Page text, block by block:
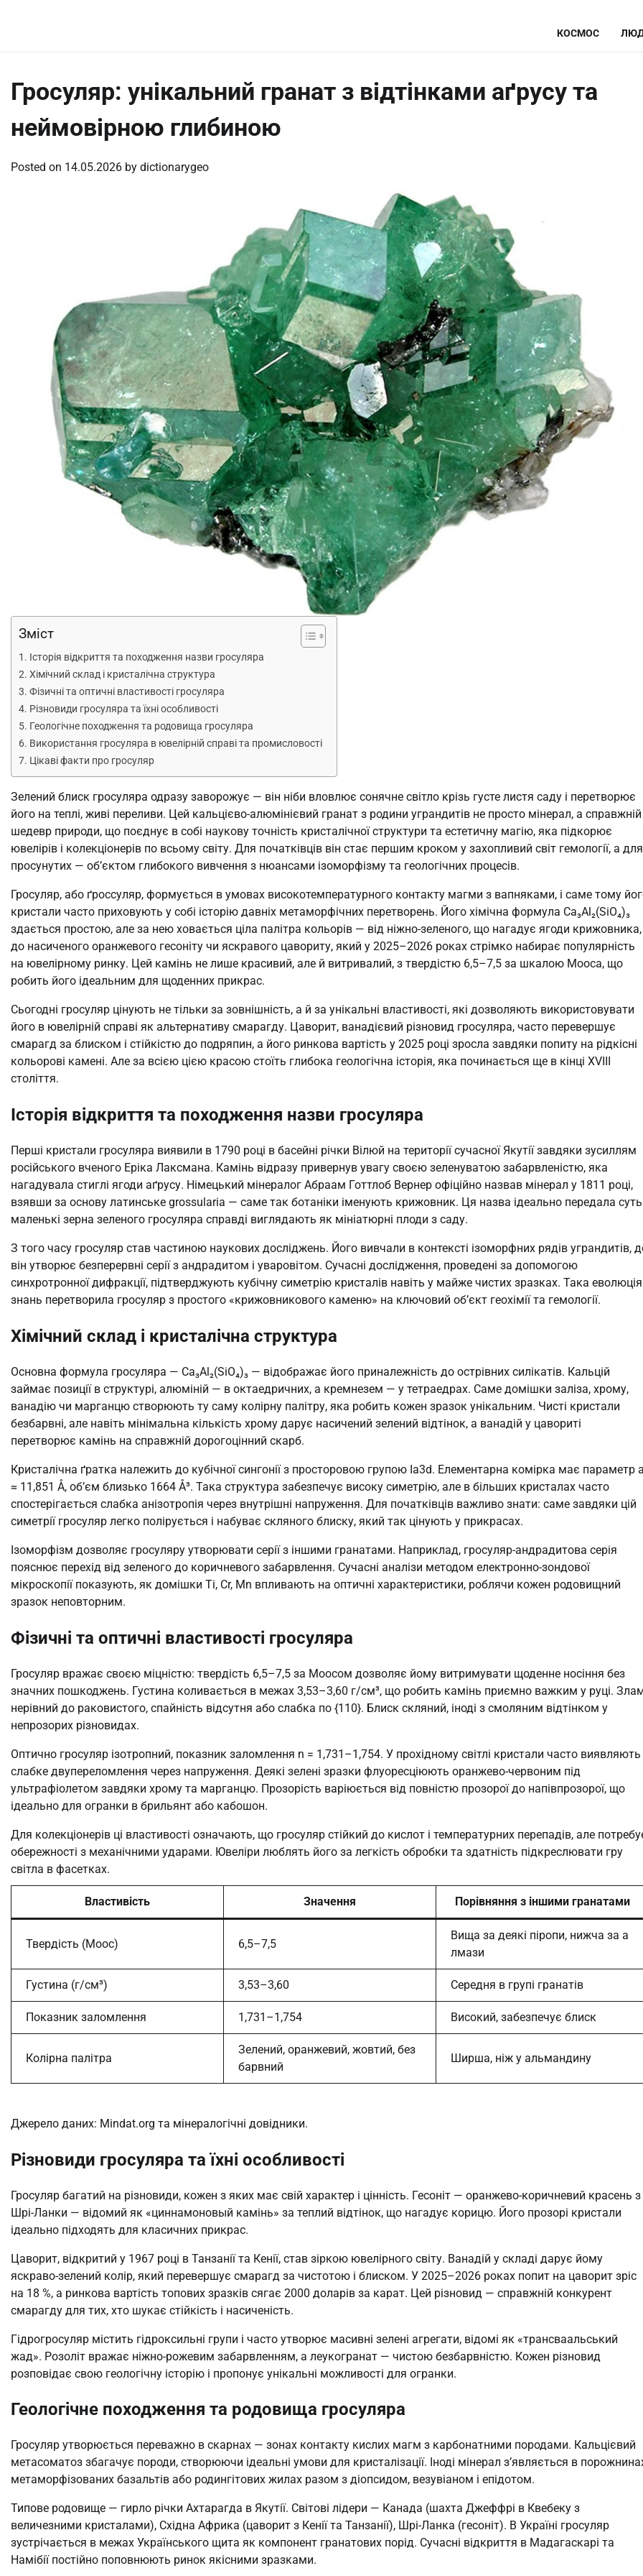
КОСМОС
Гросуляр: унікальний гранат з відтінками аґрусу та
неймовірною глибиною
Posted on 14.05.2026 by dictionarygeo
Зміст
Історія відкриття та походження назви гросуляра
Хімічний склад і кристалічна структура
Фізичні та оптичні властивості гросуляра
Різновиди гросуляра та їхні особливості
Геологічне походження та родовища гросуляра
Використання гросуляра в ювелірній справі та промисловості
Цікаві факти про гросуляр
Зелений блиск гросуляра одразу заворожує — він ніби вловлює сонячне світло крізь густе листя саду і перетворює
його на теплі, живі переливи. Цей кальцієво-алюмінієвий гранат з родини уграндитів не просто мінерал, а справжній
шедевр природи, що поєднує в собі наукову точність кристалічної структури та естетичну магію, яка підкорює
ювелірів і колекціонерів по всьому світу. Для початківців він стає першим кроком у захопливий світ гемології, а для
просунутих — об’єктом глибокого вивчення з нюансами ізоморфізму та геологічних процесів.
Гросуляр, або ґроссуляр, формується в умовах високотемпературного контакту магми з вапняками, і саме тому
кристали часто приховують у собі історію давніх метаморфічних перетворень. Його хімічна формула Ca₃Al₂(SiO₄)₃
здається простою, але за нею ховається ціла палітра кольорів — від ніжно-зеленого, що нагадує ягоди крижовника,
до насиченого оранжевого гесоніту чи яскравого цавориту, який у 2025–2026 роках стрімко набирає популярність
на ювелірному ринку. Цей камінь не лише красивий, але й витривалий, з твердістю 6,5–7,5 за шкалою Мооса, що
робить його ідеальним для щоденних прикрас.
Сьогодні гросуляр цінують не тільки за зовнішність, а й за унікальні властивості, які дозволяють використовувати
його в ювелірній справі як альтернативу смарагду. Цаворит, ванадієвий різновид гросуляра, часто перевершує
смарагд за блиском і стійкістю до подряпин, а його ринкова вартість у 2025 році зросла завдяки попиту на рідкісні
кольорові камені. Але за всією цією красою стоїть глибока геологічна історія, яка починається ще в кінці XVIII
століття.
Історія відкриття та походження назви гросуляра
Перші кристали гросуляра виявили в 1790 році в басейні річки Вілюй на території сучасної Якутії завдяки зусиллям
російського вченого Еріка Лаксмана. Камінь відразу привернув увагу своєю зеленуватою забарвленістю, яка
нагадувала стиглі ягоди аґрусу. Німецький мінералог Абраам Готтлоб Вернер офіційно назвав мінерал у 1811 році,
взявши за основу латинське grossularia — саме так ботаніки іменують крижовник. Ця назва ідеально передала
маленькі зерна зеленого гросуляра справді виглядають як мініатюрні плоди з саду.
З того часу гросуляр став частиною наукових досліджень. Його вивчали в контексті ізоморфних рядів уграндитів,
він утворює безперервні серії з андрадитом і уваровітом. Сучасні дослідження, проведені за допомогою
синхротронної дифракції, підтверджують кубічну симетрію кристалів навіть у майже чистих зразках. Така еволюція
знань перетворила гросуляр з простого «крижовникового каменю» на ключовий об’єкт геохімії та гемології.
Хімічний склад і кристалічна структура
Основна формула гросуляра — Ca₃Al₂(SiO₄)₃ — відображає його приналежність до острівних силікатів. Кальцій
займає позиції в структурі, алюміній — в октаедричних, а кремнезем — у тетраедрах. Саме домішки заліза, хрому,
ванадію чи марганцю створюють ту саму колірну палітру, яка робить кожен зразок унікальним. Чисті кристали
безбарвні, але навіть мінімальна кількість хрому дарує насичений зелений відтінок, а ванадій у цавориті
перетворює камінь на справжній дорогоцінний скарб.
Кристалічна ґратка належить до кубічної сингонії з просторовою групою Ia3d. Елементарна комірка має параметр
≈ 11,851 Å, об’єм близько 1664 Å³. Така структура забезпечує високу симетрію, але в більших кристалах часто
спостерігається слабка анізотропія через внутрішні напруження. Для початківців важливо знати: саме завдяки цій
симетрії гросуляр легко полірується і набуває скляного блиску, який так цінують у прикрасах.
Ізоморфізм дозволяє гросуляру утворювати серії з іншими гранатами. Наприклад, гросуляр-андрадитова серія
пояснює перехід від зеленого до коричневого забарвлення. Сучасні аналізи методом електронно-зондової
мікроскопії показують, як домішки Ti, Cr, Mn впливають на оптичні характеристики, роблячи кожен родовищний
зразок неповторним.
Фізичні та оптичні властивості гросуляра
Гросуляр вражає своєю міцністю: твердість 6,5–7,5 за Моосом дозволяє йому витримувати щоденне носіння без
значних пошкоджень. Густина коливається в межах 3,53–3,60 г/см³, що робить камінь приємно важким у руці.
нерівний до раковистого, спайність відсутня або слабка по {110}. Блиск скляний, іноді з смоляним відтінком у
непрозорих різновидах.
Оптично гросуляр ізотропний, показник заломлення n = 1,731–1,754. У прохідному світлі кристали часто виявляють
слабке двупереломлення через напруження. Деякі зелені зразки флуоресціюють оранжево-червоним під
ультрафіолетом завдяки хрому та марганцю. Прозорість варіюється від повністю прозорої до напівпрозорої, що
ідеально для огранки в брильянт або кабошон.
Для колекціонерів ці властивості означають, що гросуляр стійкий до кислот і температурних перепадів, але
обережності з механічними ударами. Ювеліри люблять його за легкість обробки та здатність підкреслювати гру
світла в фасетках.
Властивість Значення Порівняння з іншими гранатами
Твердість (Моос) 6,5–7,5
Вища за деякі піропи, нижча за а
лмази
Густина (г/см³) 3,53–3,60 Середня в групі гранатів
Показник заломлення 1,731–1,754 Високий, забезпечує блиск
Колірна палітра
Зелений, оранжевий, жовтий, без
барвний
Ширша, ніж у альмандину
Джерело даних: Mindat.org та мінералогічні довідники.
Різновиди гросуляра та їхні особливості
Гросуляр багатий на різновиди, кожен з яких має свій характер і цінність. Гесоніт — оранжево-коричневий красень з
Шрі-Ланки — відомий як «циннамоновый камінь» за теплий відтінок, що нагадує корицю. Його прозорі кристали
ідеально підходять для класичних прикрас.
Цаворит, відкритий у 1967 році в Танзанії та Кенії, став зіркою ювелірного світу. Ванадій у складі дарує йому
яскраво-зелений колір, який перевершує смарагд за чистотою і блиском. У 2025–2026 роках попит на цаворит зріс
на 18 %, а ринкова вартість топових зразків сягає 2000 доларів за карат. Цей різновид — справжній конкурент
смарагду для тих, хто шукає стійкість і насиченість.
Гідрогросуляр містить гідроксильні групи і часто утворює масивні зелені агрегати, відомі як «трансваальський
жад». Розоліт вражає ніжно-рожевим забарвленням, а леукогранат — чистою безбарвністю. Кожен різновид
розповідає свою геологічну історію і пропонує унікальні можливості для огранки.
Геологічне походження та родовища гросуляра
Гросуляр утворюється переважно в скарнах — зонах контакту кислих магм з карбонатними породами. Кальцієвий
метасоматоз збагачує породи, створюючи ідеальні умови для кристалізації. Іноді мінерал з’являється в
метаморфізованих базальтів або родингітових жилах разом з діопсидом, везувіаном і епідотом.
Типове родовище — гирло річки Ахтарагда в Якутії. Світові лідери — Канада (шахта Джеффрі в Квебеку з
величезними кристалами), Східна Африка (цаворит з Кенії та Танзанії), Шрі-Ланка (гесоніт). В Україні гросуляр
зустрічається в межах Українського щита як компонент гранатових порід. Сучасні відкриття в Мадагаскарі та
Намібії постійно поповнюють ринок якісними зразками.